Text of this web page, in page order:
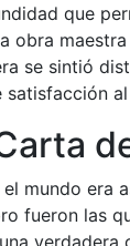
que
obra
se sintió
satisfacción
mundo era
fueron las